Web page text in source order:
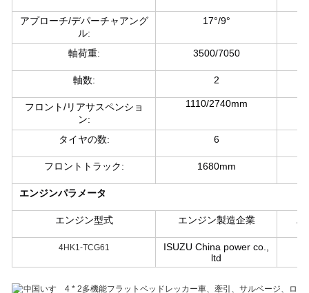
アプローチ/デパーチャアング
ル:
17°/9°
軸荷重: 3500/7050
軸数: 2
フロント/リアサスペンショ
ン:
1110/2740mm
タイヤの数: 6
フロントトラック: 1680mm
エンジンパラメータ
エンジン型式 エンジン製造企業 エ
4HK1-TCG61
ISUZU China power co.,
ltd